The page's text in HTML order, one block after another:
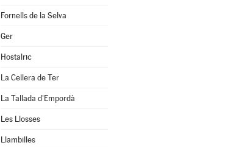
Fornells de la Selva
Ger
Hostalric
La Cellera de Ter
La Tallada d'Empordà
Les Llosses
Llambilles